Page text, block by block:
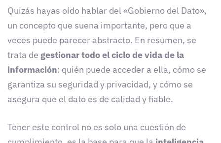
Quizás hayas oído hablar del «Gobierno del Dato»,
un concepto que suena importante, pero que a
veces puede parecer abstracto. En resumen, se
trata de gestionar todo el ciclo de vida de la
información: quién puede acceder a ella, cómo se
garantiza su seguridad y privacidad, y cómo se
asegura que el dato es de calidad y fiable.
Tener este control no es solo una cuestión de